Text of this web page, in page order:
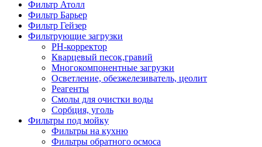
Фильтр Атолл
Фильтр Барьер
Фильтр Гейзер
Фильтрующие загрузки
PH-корректор
Кварцевый песок,гравий
Многокомпонентные загрузки
Осветление, обезжелезиватель, цеолит
Реагенты
Смолы для очистки воды
Сорбция, уголь
Фильтры под мойку
Фильтры на кухню
Фильтры обратного осмоса